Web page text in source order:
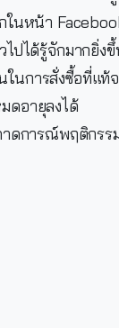
นหน้า
ปได้รู้จักมากยิ่ง
นการสั่งซื้อที่แท้
ดอายุลงได้
าดการณ์พฤติกร